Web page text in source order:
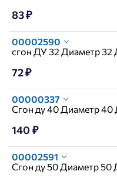
83 ₽
00002590
сгон ДУ 32 Диаметр 32
72 ₽
00000337
Сгон ду 40 Диаметр 40
140 ₽
00002591
Сгон ду 50 Диаметр 50